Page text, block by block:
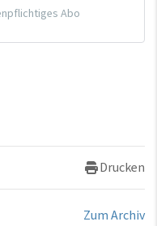
Abo
Drucken
Zum Archiv